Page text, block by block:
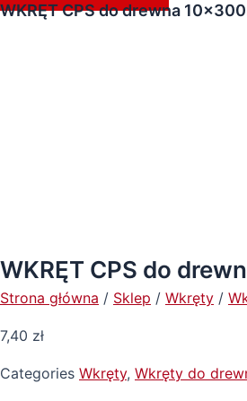
WKRĘT CPS do drewna
WKRĘT CPS do
Strona główna / Sklep / Wkręty /
7,40 zł
Categories Wkręty, Wkręty do